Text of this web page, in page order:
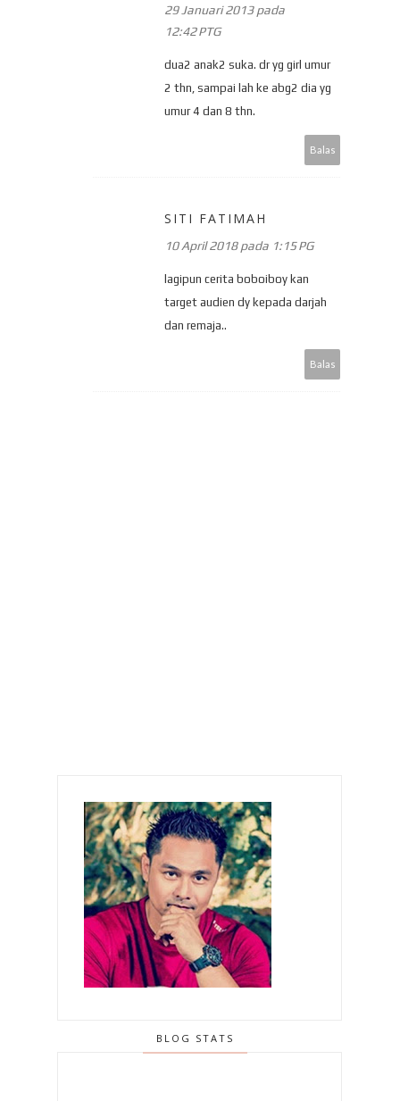
29 Januari 2013 pada
12:42 PTG
dua2 anak2 suka. dr yg girl umur
2 thn, sampai lah ke abg2 dia yg
umur 4 dan 8 thn.
Balas
SITI FATIMAH
10 April 2018 pada 1:15 PG
lagipun cerita boboiboy kan
target audien dy kepada darjah
dan remaja..
Balas
BLOG STATS